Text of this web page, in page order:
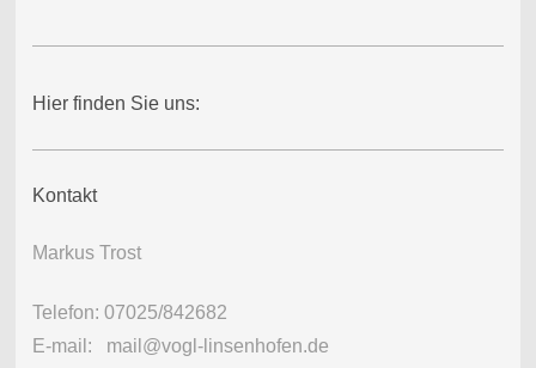
Hier finden Sie uns:
Kontakt
Markus Trost
Telefon: 07025/842682
E-mail: mail@vogl-linsenhofen.de